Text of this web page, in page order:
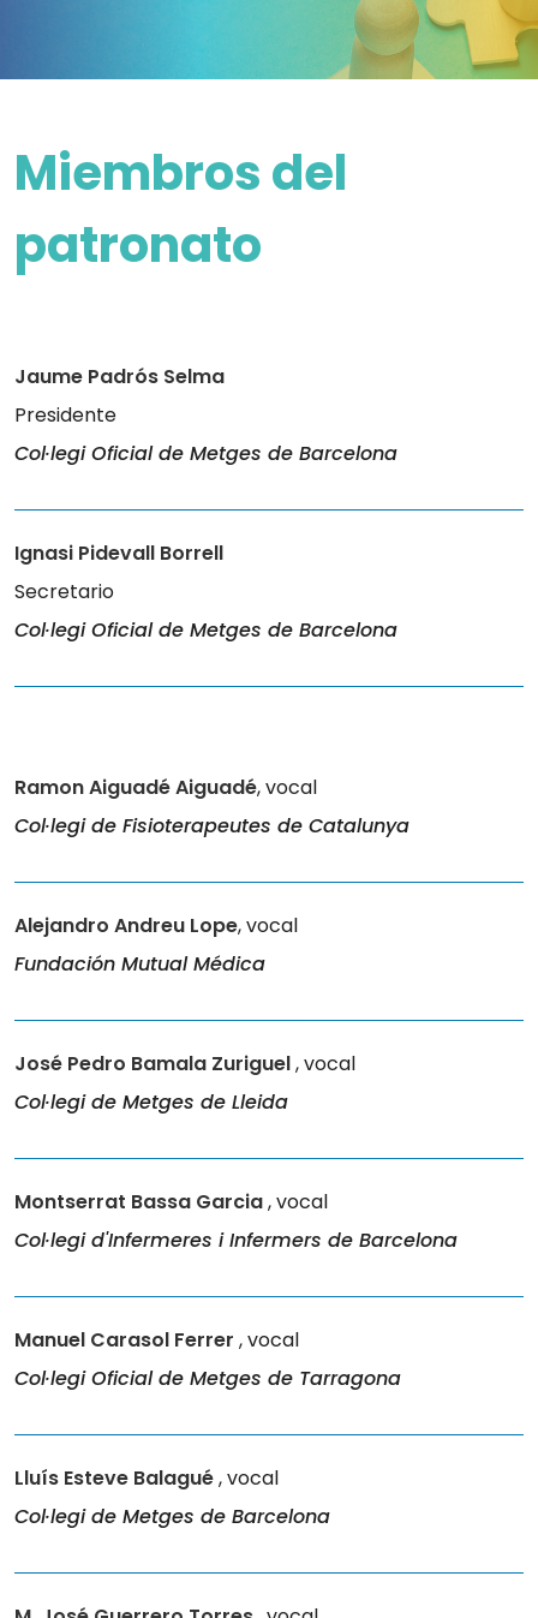
Miembrosdel
patronato
Jaume Padrós Selma
Presidente
Col·legi Oficial de Metges de Barcelona
Ignasi Pidevall Borrell
Secretario
Col·legi Oficial de Metges de Barcelona
Ramon Aiguadé Aiguadé, vocal
Col·legi de Fisioterapeutes de Catalunya
Alejandro Andreu Lope, vocal
Fundación Mutual Médica
José Pedro Bamala Zuriguel, vocal
Col·legi de Metges de Lleida
Montserrat Bassa Garcia, vocal
Col·legi d'Infermeres i Infermers de Barcelona
Manuel Carasol Ferrer , vocal
Col·legi Oficial de Metges de Tarragona
Lluís Esteve Balagué, vocal
Col·legi de Metges de Barcelona